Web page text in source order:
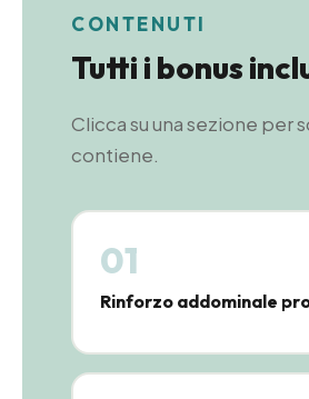
CONTENUTI
Tutti i bonus
Clicca su una sezione per
contiene.
01
Rinforzo addominale